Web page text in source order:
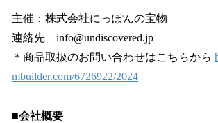
主催：株式会社にっぽんの宝物
連絡先 info@undiscovered.jp
＊商品取扱のお問い合わせはこちらから
mbuilder.com/6726922/2024
■会社概要